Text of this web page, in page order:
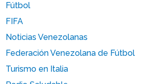
Fútbol
FIFA
Noticias Venezolanas
Federación Venezolana de Fútbol
Turismo en Italia